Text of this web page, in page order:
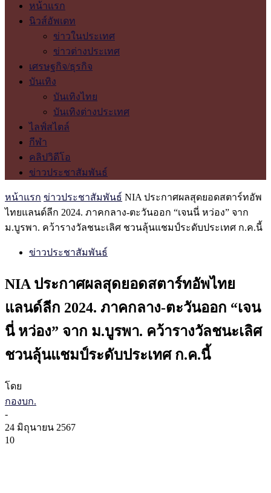
หน้าแรก
นิวส์อัพเดท
ข่าวในประเทศ
ข่าวต่างประเทศ
เศรษฐกิจ/ธุรกิจ
บันเทิง
บันเทิงไทย
บันเทิงต่างประเทศ
ไลฟ์สไตล์
กีฬา
คลิปวิดีโอ
ข่าวประชาสัมพันธ์
หน้าแรก ข่าวประชาสัมพันธ์ NIA ประกาศผลสุดยอดสตาร์ทอัพ
ไทยแลนด์ลีก 2024. ภาคกลาง-ตะวันออก “เจนนี่ หว่อง” จาก
ม.บูรพา. คว้ารางวัลชนะเลิศ ชวนลุ้นแชมป์ระดับประเทศ ก.ค.นี้
ข่าวประชาสัมพันธ์
NIA ประกาศผลสุดยอดสตาร์ทอัพไทย
แลนด์ลีก 2024. ภาคกลาง-ตะวันออก “เจน
นี่ หว่อง” จาก ม.บูรพา. คว้ารางวัลชนะเลิศ
ชวนลุ้นแชมป์ระดับประเทศ ก.ค.นี้
โดย
กองบก.
-
24 มิถุนายน 2567
10